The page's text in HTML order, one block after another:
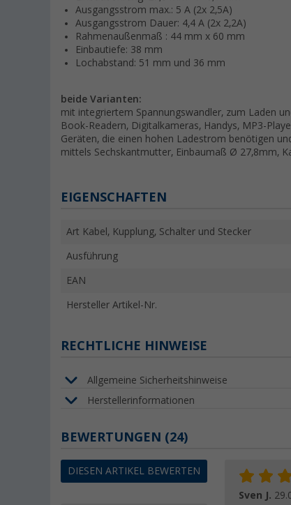
Ausgangsstrom max.: 5 A (2x 2,5A)
Ausgangsstrom Dauer: 4,4 A (2x 2,2A)
Rahmenaußenmaß : 44 mm x 60 mm
Einbautiefe: 38 mm
Lochabstand: 51 mm und 36 mm
beide Varianten:
mit integriertem Spannungswandler, zum Laden
Book-Readern, Digitalkameras, Handys, MP3-
Geräten, die einen hohen Ladestrom benötigen
mittels Sechskantmutter, Einbaumaß Ø 27,8mm,
EIGENSCHAFTEN
Art Kabel, Kupplung, Schalter und Stecker
Ausführung
EAN
Hersteller Artikel-Nr.
RECHTLICHE HINWEISE
Allgemeine Sicherheitshinweise
Herstellerinformationen
BEWERTUNGEN (24)
DIESEN ARTIKEL BEWERTEN
Sven J.